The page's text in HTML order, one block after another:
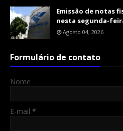
Emissão de notas
nesta segunda-
Agosto 04, 2026
Formulário de contato
Nome
E-mail *